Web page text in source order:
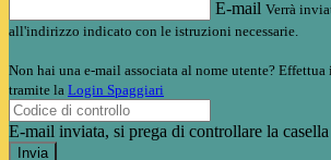
E-mail Verrà
all'indirizzo indicato con le istruzioni necessarie.
Non hai una e-mail associata al nome utente? Effettua
tramite la Login Spaggiari
E-mail inviata, si prega di controllare la